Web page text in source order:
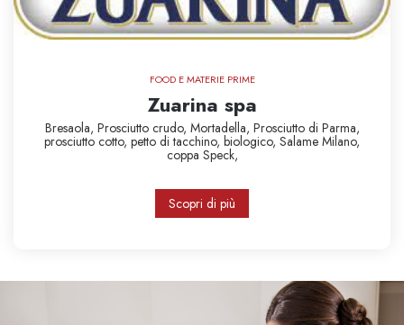
FOOD E MATERIE PRIME
Zuarina spa
Bresaola, Prosciutto crudo, Mortadella, Prosciutto di Parma,
prosciutto cotto, petto di tacchino, biologico, Salame Milano,
coppa Speck,
Scopri di più